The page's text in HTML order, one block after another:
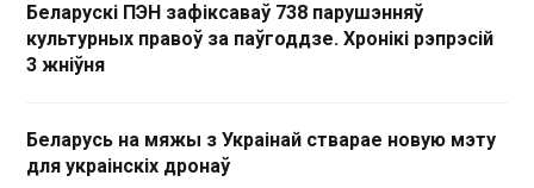
Беларускі ПЭН зафіксаваў 738 парушэнняў
культурных правоў за паўгоддзе. Хронікі рэпрэсій
3 жніўня
Беларусь на мяжы з Украінай стварае новую мэту
для украінскіх дронаў